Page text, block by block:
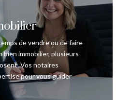
de vendre ou de faire
bien immobilier, plusieurs
Vos notaires
pour vous guider